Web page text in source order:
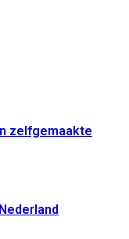
zelfgemaakte